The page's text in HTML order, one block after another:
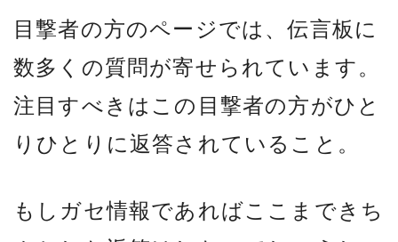
目撃者の方のページでは、伝言板に
数多くの質問が寄せられています。
注目すべきはこの目撃者の方がひと
りひとりに返答されていること。
もしガセ情報であればここまできち